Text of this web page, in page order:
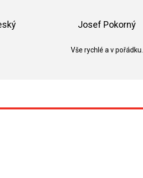
Josef Pokorný
Vše rychlé a v pořádku.